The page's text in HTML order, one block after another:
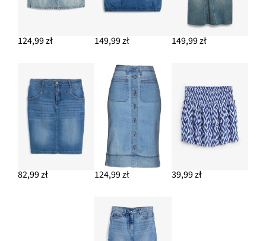
124,99 zł 149,99 zł 149,99 zł
82,99 zł 124,99 zł 39,99 zł